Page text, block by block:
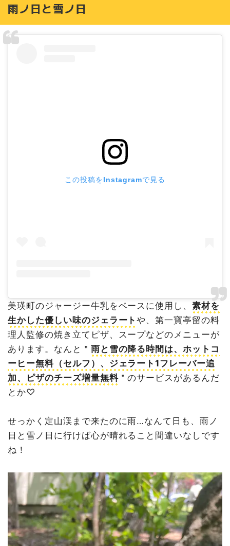
雨ノ日と雪ノ日
この投稿をInstagramで見る
美瑛町のジャージー牛乳をベースに使用し、素材を
生かした優しい味のジェラートや、第一寶亭留の料
理人監修の焼き立てピザ、スープなどのメニューが
あります。なんと＂ 雨と雪の降る時間は、ホットコ
ーヒー無料（セルフ）、ジェラート1フレーバー追
加、ピザのチーズ増量無料＂のサービスがあるんだ
とか♡
せっかく定山渓まで来たのに雨…なんて日も、雨ノ
日と雪ノ日に行けば心が晴れること間違いなしです
ね！